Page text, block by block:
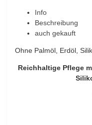
Info
Beschreibung
auch gekauft
Ohne Palmöl, Erdöl,
Reichhaltige Pflege